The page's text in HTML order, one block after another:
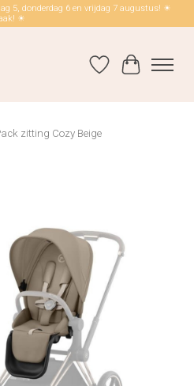
5, donderdag 6 en vrijdag 7 augustus! ☀
☀
Verlanglijst
zitting Cozy Beige